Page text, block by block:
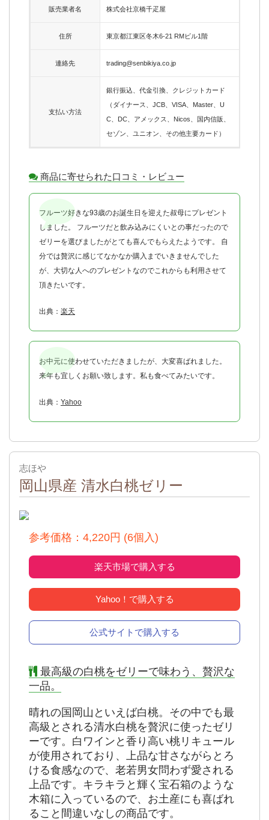
販売業者名 株式会社京橋千疋屋
住所 東京都江東区冬木6-21 RMビル1階
連絡先 trading@senbikiya.co.jp
支払い方法
銀行振込、代金引換、クレジットカード
（ダイナース、JCB、VISA、Master、U
C、DC、アメックス、Nicos、国内信販、
セゾン、ユニオン、その他主要カード）
商品に寄せられた口コミ・レビュー
フルーツ好きな93歳のお誕生日を迎えた叔母にプレゼント
しました。 フルーツだと飲み込みにくいとの事だったので
ゼリーを選びましたがとても喜んでもらえたようです。 自
分では贅沢に感じてなかなか購入までいきませんでした
が、大切な人へのプレゼントなのでこれからも利用させて
頂きたいです。
出典： 楽天
お中元に使わせていただきましたが、大変喜ばれました。
来年も宜しくお願い致します。私も食べてみたいです。
出典： Yahoo
志ほや
岡山県産 清水白桃ゼリー
参考価格：4,220円 (6個入)
楽天市場で購入する
Yahoo！で購入する
公式サイトで購入する
最高級の白桃をゼリーで味わう、贅沢な
一品。
晴れの国岡山といえば白桃。その中でも最
高級とされる清水白桃を贅沢に使ったゼリ
ーです。白ワインと香り高い桃リキュール
が使用されており、上品な甘さながらとろ
ける食感なので、老若男女問わず愛される
上品です。キラキラと輝く宝石箱のような
木箱に入っているので、お土産にも喜ばれ
ること間違いなしの商品です。